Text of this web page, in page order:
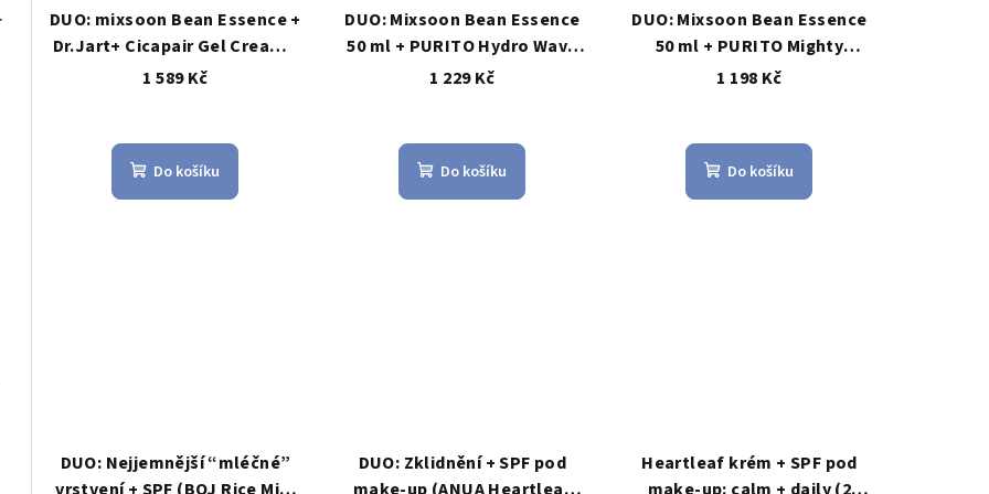
30 ml
DUO: mixsoon Bean Essence +
Dr.Jart+ Cicapair Gel Cream –
zklidnění & bariéra
1 589 Kč
Do košíku
DUO: Mixsoon Bean Essence
50 ml + PURITO Hydro Wave
Deep Sea Cream 50 ml –
1 229 Kč
Do košíku
DUO: Mixsoon Bean Essence
50 ml + PURITO Mighty
Bamboo Panthenol Cream
1 198 Kč
Do košíku
DUO: Nejjemnější “mléčné”
DUO: Zklidnění + SPF pod
Heartleaf krém + SPF pod